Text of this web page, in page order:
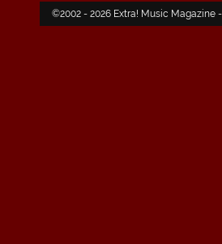
©2002 - 2026 Extra! Music Magazine